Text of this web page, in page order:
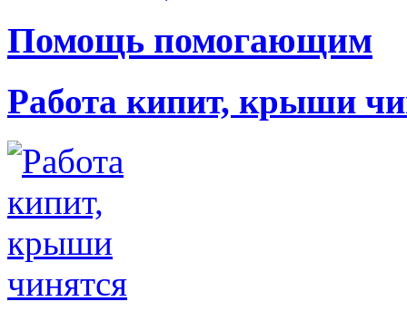
Помощь помогающим
Работа кипит, крыши